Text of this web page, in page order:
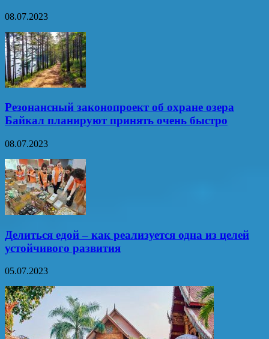
08.07.2023
Резонансный законопроект об охране озера
Байкал планируют принять очень быстро
08.07.2023
Делиться едой – как реализуется одна из целей
устойчивого развития
05.07.2023